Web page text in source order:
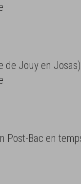
de Jouy en Josas)
Post-Bac en